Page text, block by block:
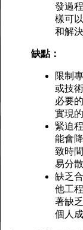
發過
樣可
和解
缺點：
限制
或技
必要
實現
緊迫
能會
致時
易分
缺乏
他工
著缺
個人